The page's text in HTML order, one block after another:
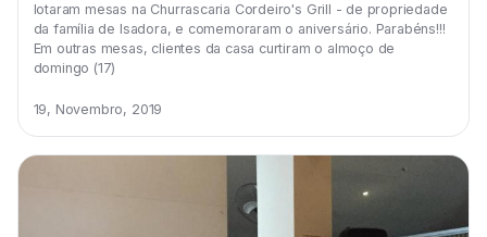
lotaram mesas na Churrascaria Cordeiro's Grill - de propriedade
da família de Isadora, e comemoraram o aniversário. Parabéns!!!
Em outras mesas, clientes da casa curtiram o almoço de
domingo (17)
19, Novembro, 2019